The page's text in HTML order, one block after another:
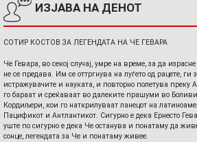
ИЗЈАВА НА ДЕНОТ
СОТИР КОСТОВ ЗА ЛЕГЕНДАТА НА ЧЕ ГЕВАРА
Че Гевара, во секој случај, умре на време, за да
не се предава. Им се оттргнува на луѓето од рацете, ги
истражувачите и науката, и повторно полетува преку
го бараат и среќаваат во далеките прашуми во
Кордиљери, кои го наткрилуваат ланецот на
Пацификот и Антлантикот. Сигурно е дека Ернесто
уште по сигурно е дека Че останува и понатаму да
сонце, легендата за Че и понатаму живее.